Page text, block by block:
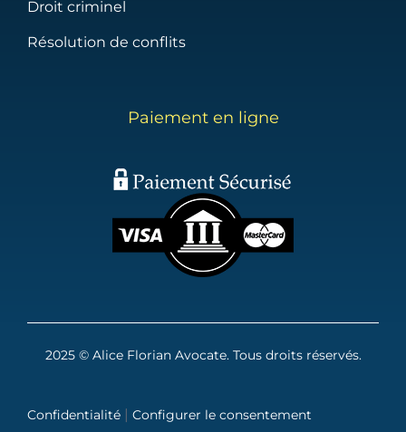
Droit criminel
Résolution de conflits
Paiement en ligne
2025 © Alice Florian Avocate. Tous droits réservés.
Confidentialité | Configurer le consentement